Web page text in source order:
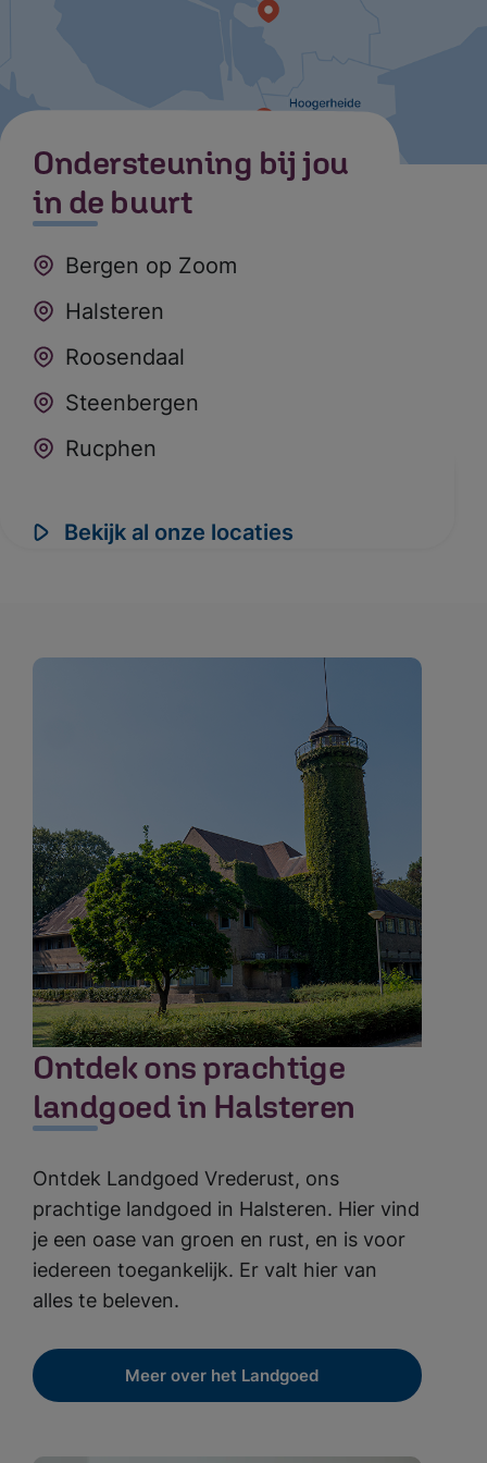
Ik zoek hulp
Ondersteuning bij jou
in de buurt
Bergen op Zoom
Halsteren
Roosendaal
Steenbergen
Rucphen
Bekijk al onze locaties
Ontdek ons prachtige
landgoed in Halsteren
Ontdek Landgoed Vrederust, ons
prachtige landgoed in Halsteren. Hier vind
je een oase van groen en rust, en is voor
iedereen toegankelijk. Er valt hier van
alles te beleven.
Meer over het Landgoed